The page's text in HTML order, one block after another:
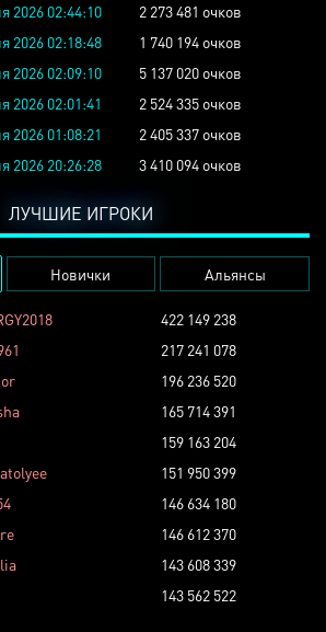
2026 02:44:10
2 273 481 очков
2026 02:18:48
1 740 194 очков
2026 02:09:10
5 137 020 очков
2026 02:01:41
2 524 335 очков
2026 01:08:21
2 405 337 очков
2026 20:26:28 3 410 094 очков
ЛУЧШИЕ ИГРОКИ
Новички Альянсы
422 149 238
217 241 078
196 236 520
165 714 391
159 163 204
151 950 399
146 634 180
146 612 370
143 608 339
143 562 522